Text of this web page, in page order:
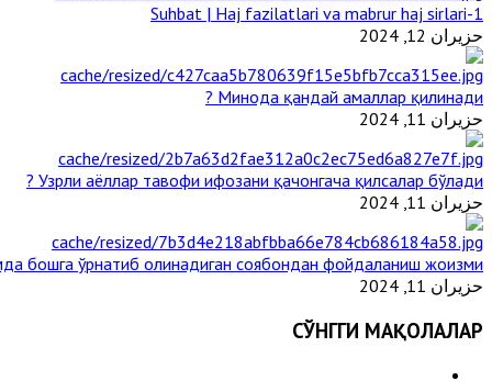
1-Suhbat | Haj fazilatlari va mabrur haj sirlari
حزيران 12, 2024
Минода қандай амаллар қилинади ?
حزيران 11, 2024
Узрли аёллар тавофи ифозани қачонгача қилсалар бўлади ?
حزيران 11, 2024
бошга ўрнатиб олинадиган соябондан фойдаланиш жоизми ?
حزيران 11, 2024
СЎНГГИ МАҚОЛАЛАР